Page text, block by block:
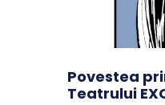
Povestea
Teatrului